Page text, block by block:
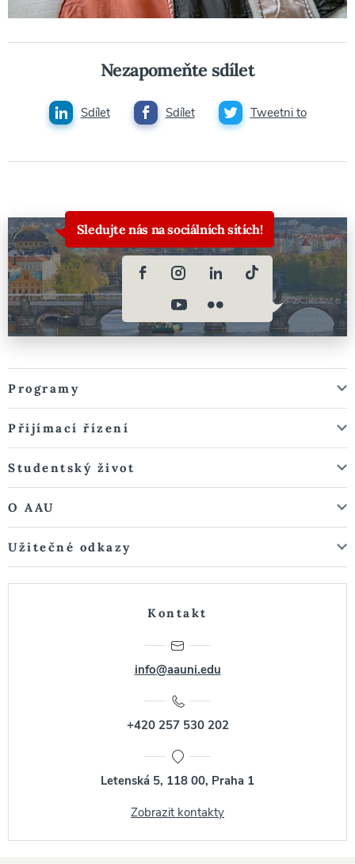
Nezapomeňte sdílet
Sdílet Sdílet Tweetni to
Sledujte nás na sociálních sítích!
Programy
Přijímací řízení
Studentský život
O AAU
Užitečné odkazy
Kontakt
info@aauni.edu
+420 257 530 202
Letenská 5, 118 00, Praha 1
Zobrazit kontakty